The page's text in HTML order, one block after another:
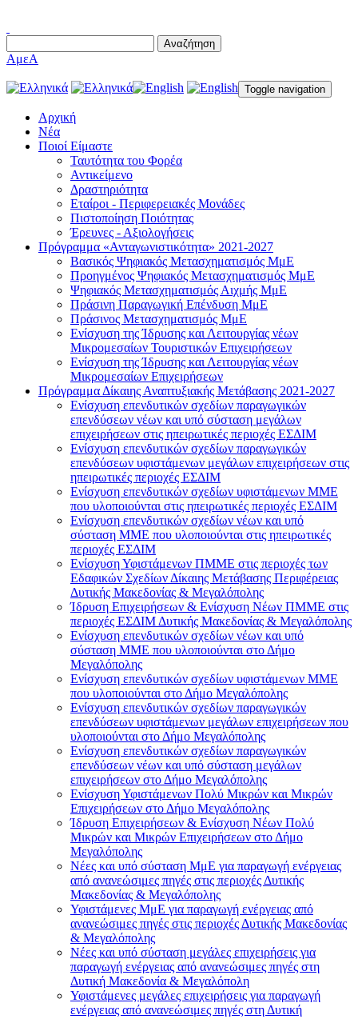
Αναζήτηση
AμεΑ
Toggle navigation
Αρχική
Νέα
Ποιοί Είμαστε
Ταυτότητα του Φορέα
Αντικείμενο
Δραστηριότητα
Εταίροι - Περιφερειακές Μονάδες
Πιστοποίηση Ποιότητας
Έρευνες - Αξιολογήσεις
Πρόγραμμα «Ανταγωνιστικότητα» 2021-2027
Βασικός Ψηφιακός Μετασχηματισμός ΜμΕ
Προηγμένος Ψηφιακός Μετασχηματισμός ΜμΕ
Ψηφιακός Μετασχηματισμός Αιχμής ΜμΕ
Πράσινη Παραγωγική Επένδυση ΜμΕ
Πράσινος Μετασχηματισμός ΜμΕ
Ενίσχυση της Ίδρυσης και Λειτουργίας νέων
Μικρομεσαίων Τουριστικών Επιχειρήσεων
Ενίσχυση της Ίδρυσης και Λειτουργίας νέων
Μικρομεσαίων Επιχειρήσεων
Πρόγραμμα Δίκαιης Αναπτυξιακής Μετάβασης 2021-2027
Ενίσχυση επενδυτικών σχεδίων παραγωγικών
επενδύσεων νέων και υπό σύσταση μεγάλων
επιχειρήσεων στις ηπειρωτικές περιοχές ΕΣΔΙΜ
Ενίσχυση επενδυτικών σχεδίων παραγωγικών
επενδύσεων υφιστάμενων μεγάλων επιχειρήσεων στις
ηπειρωτικές περιοχές ΕΣΔΙΜ
Ενίσχυση επενδυτικών σχεδίων υφιστάμενων ΜΜΕ
που υλοποιούνται στις ηπειρωτικές περιοχές ΕΣΔΙΜ
Ενίσχυση επενδυτικών σχεδίων νέων και υπό
σύσταση ΜΜΕ που υλοποιούνται στις ηπειρωτικές
περιοχές ΕΣΔΙΜ
Ενίσχυση Υφιστάμενων ΠΜΜΕ στις περιοχές των
Εδαφικών Σχεδίων Δίκαιης Μετάβασης Περιφέρειας
Δυτικής Μακεδονίας & Μεγαλόπολης
Ίδρυση Επιχειρήσεων & Ενίσχυση Νέων ΠΜΜΕ στις
περιοχές ΕΣΔΙΜ Δυτικής Μακεδονίας & Μεγαλόπολης
Ενίσχυση επενδυτικών σχεδίων νέων και υπό
σύσταση ΜΜΕ που υλοποιούνται στο Δήμο
Μεγαλόπολης
Ενίσχυση επενδυτικών σχεδίων υφιστάμενων ΜΜΕ
που υλοποιούνται στο Δήμο Μεγαλόπολης
Ενίσχυση επενδυτικών σχεδίων παραγωγικών
επενδύσεων υφιστάμενων μεγάλων επιχειρήσεων που
υλοποιούνται στο Δήμο Μεγαλόπολης
Ενίσχυση επενδυτικών σχεδίων παραγωγικών
επενδύσεων νέων και υπό σύσταση μεγάλων
επιχειρήσεων στο Δήμο Μεγαλόπολης
Ενίσχυση Υφιστάμενων Πολύ Μικρών και Μικρών
Επιχειρήσεων στο Δήμο Μεγαλόπολης
Ίδρυση Επιχειρήσεων & Ενίσχυση Νέων Πολύ
Μικρών και Μικρών Επιχειρήσεων στο Δήμο
Μεγαλόπολης
Νέες και υπό σύσταση ΜμΕ για παραγωγή ενέργειας
από ανανεώσιμες πηγές στις περιοχές Δυτικής
Μακεδονίας & Μεγαλόπολης
Υφιστάμενες ΜμΕ για παραγωγή ενέργειας από
ανανεώσιμες πηγές στις περιοχές Δυτικής Μακεδονίας
& Μεγαλόπολης
Νέες και υπό σύσταση μεγάλες επιχειρήσεις για
παραγωγή ενέργειας από ανανεώσιμες πηγές στη
Δυτική Μακεδονία & Μεγαλόπολη
Υφιστάμενες μεγάλες επιχειρήσεις για παραγωγή
ενέργειας από ανανεώσιμες πηγές στη Δυτική